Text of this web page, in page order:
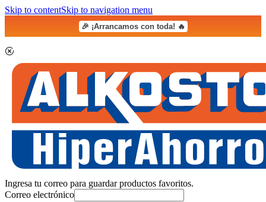
Skip to contentSkip to navigation menu
🎉 ¡Arrancamos con toda! 🔥
Ingresa tu correo para guardar productos favoritos.
Correo electrónico